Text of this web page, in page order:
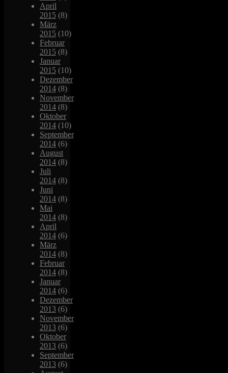
April
2015 (8)
März
2015 (10)
Februar
2015 (8)
Januar
2015 (10)
Dezember
2014 (8)
November
2014 (8)
Oktober
2014 (10)
September
2014 (6)
August
2014 (8)
Juli
2014 (8)
Juni
2014 (8)
Mai
2014 (8)
April
2014 (6)
März
2014 (8)
Februar
2014 (8)
Januar
2014 (6)
Dezember
2013 (6)
November
2013 (6)
Oktober
2013 (6)
September
2013 (6)